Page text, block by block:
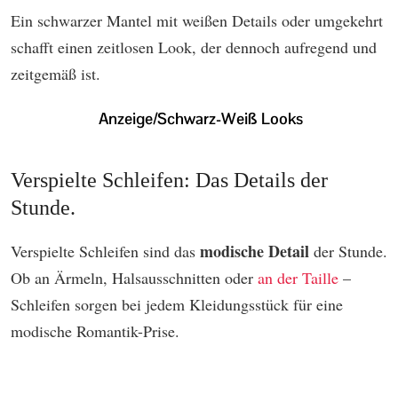
Ein schwarzer Mantel mit weißen Details oder umgekehrt
schafft einen zeitlosen Look, der dennoch aufregend und
zeitgemäß ist.
Verspielte Schleifen: Das Details der
Stunde.
Verspielte Schleifen sind das modische Detail der Stunde.
Ob an Ärmeln, Halsausschnitten oder an der Taille –
Schleifen sorgen bei jedem Kleidungsstück für eine
modische Romantik-Prise.